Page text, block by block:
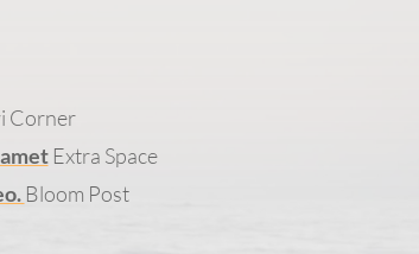
Corner
Extra Space
Bloom Post